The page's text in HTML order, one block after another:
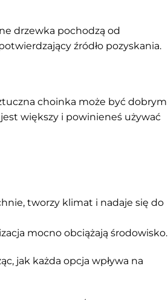
drzewka pochodzą od
źródło pozyskania.
choinka może być dobrym
większy i powinieneś używać
tworzy klimat i nadaje się do
mocno obciążają środowisko.
jak każda opcja wpływa na